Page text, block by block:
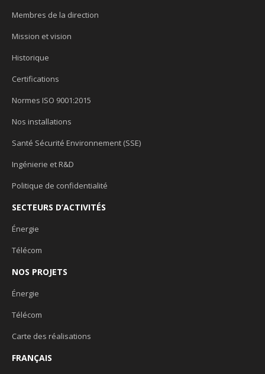
Membres de la direction
Mission et vision
Historique
Certifications
Normes ISO 9001:2015
Nos installations
Santé Sécurité Environnement (SSE)
Ingénierie et R&D
Politique de confidentialité
SECTEURS D’ACTIVITÉS
Énergie
Télécom
NOS PROJETS
Énergie
Télécom
Carte des réalisations
FRANÇAIS